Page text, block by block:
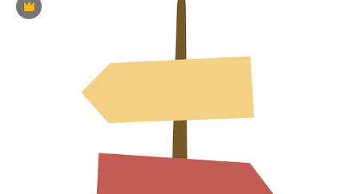
Premium